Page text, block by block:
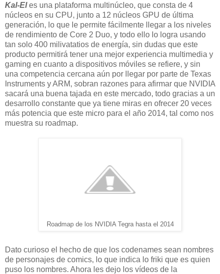
Kal-Eles una plataforma multinúcleo, que consta de 4
núcleos en su CPU, junto a 12 núcleos GPU de última
generación, lo que le permite fácilmente llegar a los niveles
de rendimiento de Core 2 Duo, y todo ello lo logra usando
tan solo 400 milivatatios de energía, sin dudas que este
producto permitirá tener una mejor experiencia multimedia y
gaming en cuanto a dispositivos móviles se refiere, y sin
una competencia cercana aún por llegar por parte de Texas
Instruments y ARM, sobran razones para afirmar que NVIDIA
sacará una buena tajada en este mercado, todo gracias a un
desarrollo constante que ya tiene miras en ofrecer 20 veces
más potencia que este micro para el año 2014, tal como nos
muestra su roadmap.
Roadmap de los NVIDIA Tegra hasta el 2014
Dato curioso el hecho de que los codenames sean nombres
de personajes de comics, lo que indica lo friki que es quien
puso los nombres. Ahora les dejo los vídeos de la